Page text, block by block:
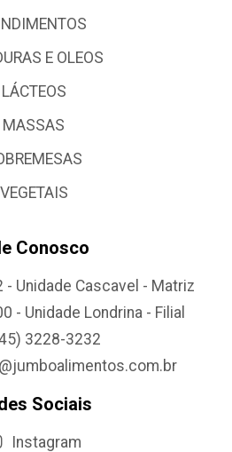
E OLEOS
LÁCTEOS
MASSAS
VEGETAIS
Conosco
Unidade Cascavel - Matriz
- Unidade Londrina - Filial
3228-3232
Sociais
Instagram